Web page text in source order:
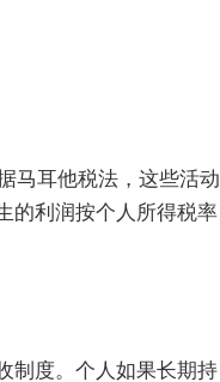
马耳他税法，这些活动
的利润按个人所得税率
制度。个人如果长期持